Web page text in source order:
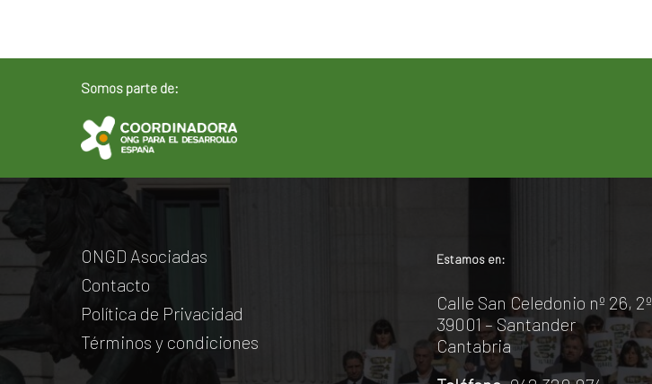
Somos parte de:
ONGD Asociadas
Contacto
Política de Privacidad
Términos y condiciones
Estamos en:
Calle San Celedonio nº 26, 2º
39001 – Santander
Cantabria